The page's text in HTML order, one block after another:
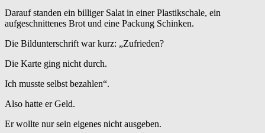
Darauf standen ein billiger Salat in einer Plastikschale, ein
aufgeschnittenes Brot und eine Packung Schinken.
Die Bildunterschrift war kurz: „Zufrieden?
Die Karte ging nicht durch.
Ich musste selbst bezahlen“.
Also hatte er Geld.
Er wollte nur sein eigenes nicht ausgeben.